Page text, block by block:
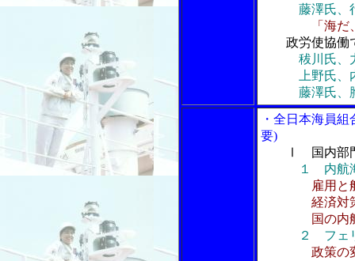
藤澤氏、
「海だ
政労使協働
秡川氏、
上野氏、内
藤澤氏、胸
・全日本海員
要)
Ⅰ 国内部
１ 内航
雇用と
経済対策
国の内航
２ フェ
政策の